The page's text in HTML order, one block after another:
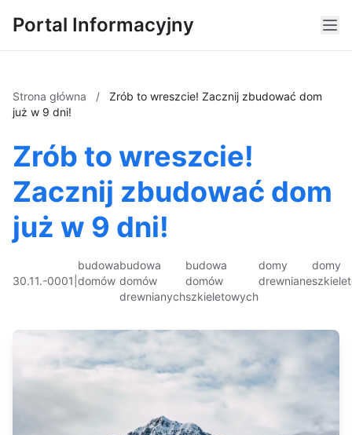
Portal Informacyjny
Strona główna /
Zrób to wreszcie! Zacznij zbudować dom
już w 9 dni!
Zrób to wreszcie!
Zacznij zbudować dom
już w 9 dni!
30.11.-0001
budowa
domów
budowa
domów
drewnianych
budowa
domów
szkieletowych
domy
drewniane
domy